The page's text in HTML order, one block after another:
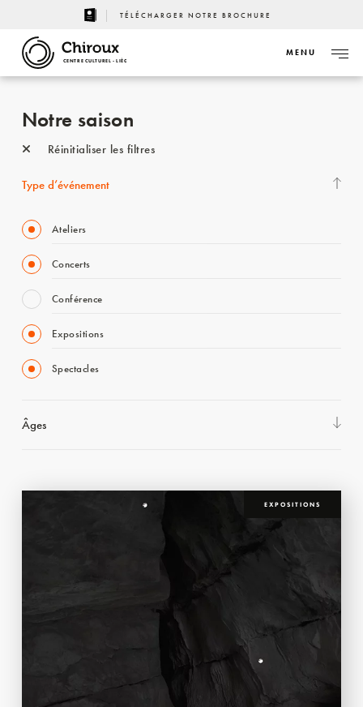
TÉLÉCHARGER NOTRE BROCHURE
CENTRE CULTUREL - LIÈGE
MENU
Notre saison
Réinitialiser les filtres
Type d’événement
Ateliers
Concerts
Conférence
Expositions
Spectacles
Âges
EXPOSITIONS